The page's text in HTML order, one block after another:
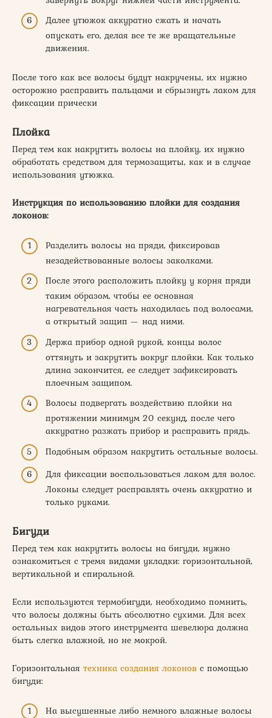
Далее утюжок аккуратно сжать и начать
опускать его, делая все те же вращательные
движения.
После того как все волосы будут накручены, их нужно
осторожно расправить пальцами и сбрызнуть лаком для
фиксации прически
Плойка
Перед тем как накрутить волосы на плойку, их нужно
обработать средством для термозащиты, как и в случае
использования утюжка.
Инструкция по использованию плойки для создания
локонов:
Разделить волосы на пряди, фиксировав
незадействованные волосы заколками.
После этого расположить плойку у корня пряди
таким образом, чтобы ее основная
нагревательная часть находилась под волосами,
а открытый защип — над ними.
Держа прибор одной рукой, концы волос
оттянуть и закрутить вокруг плойки. Как только
длина закончится, ее следует зафиксировать
плоечным защипом.
Волосы подвергать воздействию плойки на
протяжении минимум 20 секунд, после чего
аккуратно разжать прибор и расправить прядь.
Подобным образом накрутить остальные волосы.
Для фиксации воспользоваться лаком для волос.
Локоны следует расправлять очень аккуратно и
только руками.
Бигуди
Перед тем как накрутить волосы на бигуди, нужно
ознакомиться с тремя видами укладки: горизонтальной,
вертикальной и спиральной.
Если используются термобигуди, необходимо помнить,
что волосы должны быть абсолютно сухими. Для всех
остальных видов этого инструмента шевелюра должна
быть слегка влажной, но не мокрой.
Горизонтальная техника создания локонов с помощью
бигуди:
На высушенные либо немного влажные волосы